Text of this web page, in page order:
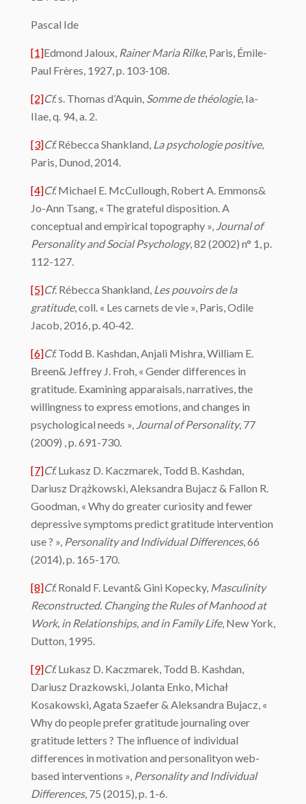
Pascal Ide
[1]Edmond Jaloux, Rainer Maria Rilke, Paris, Émile-
Paul Frères, 1927, p. 103-108.
[2]Cf.s. Thomas d’Aquin, Somme de théologie, Ia-
IIae, q. 94, a. 2.
[3]Cf.Rébecca Shankland, La psychologie positive,
Paris, Dunod, 2014.
[4]Cf.Michael E. McCullough, Robert A. Emmons&
Jo-Ann Tsang, « The grateful disposition. A
conceptual and empirical topography », Journal of
Personality and Social Psychology, 82 (2002) n° 1, p.
112-127.
[5]Cf. Rébecca Shankland, Les pouvoirs de la
gratitude, coll. « Les carnets de vie », Paris, Odile
Jacob, 2016, p. 40-42.
[6]Cf.Todd B. Kashdan, Anjali Mishra, William E.
Breen& Jeffrey J. Froh, « Gender differences in
gratitude. Examining apparaisals, narratives, the
willingness to express emotions, and changes in
psychological needs », Journal of Personality, 77
(2009) , p. 691-730.
[7]Cf.Lukasz D. Kaczmarek, Todd B. Kashdan,
Dariusz Drążkowski, Aleksandra Bujacz & Fallon R.
Goodman, « Why do greater curiosity and fewer
depressive symptoms predict gratitude intervention
use ? », Personality and Individual Differences, 66
(2014), p. 165-170.
[8]Cf.Ronald F. Levant& Gini Kopecky, Masculinity
Reconstructed. Changing the Rules of Manhood at
Work, in Relationships, and in Family Life, New York,
Dutton, 1995.
[9]Cf.Lukasz D. Kaczmarek, Todd B. Kashdan,
Dariusz Drazkowski, Jolanta Enko, Michał
Kosakowski, Agata Szaefer & Aleksandra Bujacz, «
Why do people prefer gratitude journaling over
gratitude letters ? The influence of individual
differences in motivation and personalityon web-
based interventions », Personality and Individual
Differences, 75 (2015), p. 1-6.